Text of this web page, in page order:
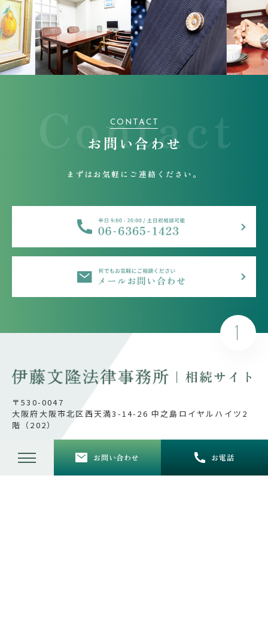
Contact
CONTACT
お問い合わせ
まずはお気軽にご連絡ください。
〒530-0047
大阪府大阪市北区西天満3-14-26 中之島ロイヤルハイツ2
階（202）
お問い合わせ お電話